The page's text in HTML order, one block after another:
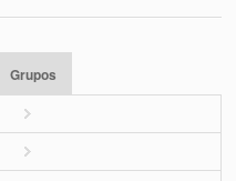
Grupos